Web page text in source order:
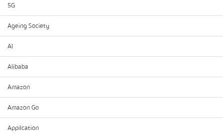
5G
Ageing Society
AI
Alibaba
Amazon
Amazon Go
Appilcation